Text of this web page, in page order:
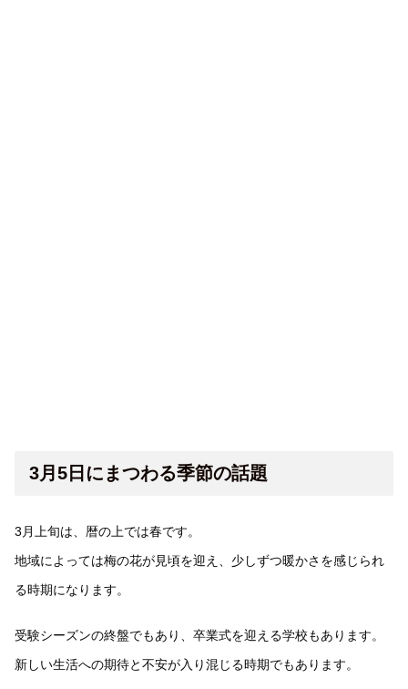
3月5日にまつわる季節の話題
3月上旬は、暦の上では春です。
地域によっては梅の花が見頃を迎え、少しずつ暖かさを感じられ
る時期になります。
受験シーズンの終盤でもあり、卒業式を迎える学校もあります。
新しい生活への期待と不安が入り混じる時期でもあります。